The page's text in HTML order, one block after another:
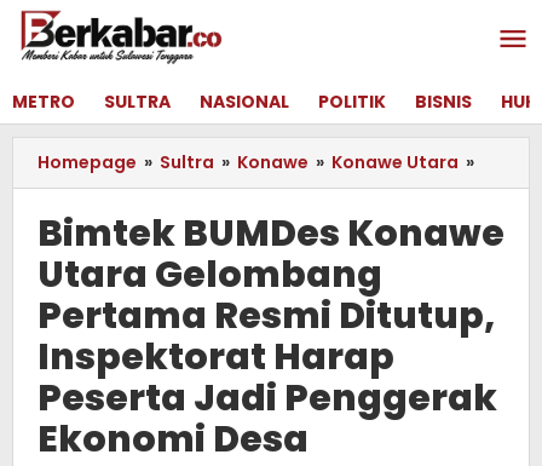
Lewati
konten
METRO
SULTRA NASIONAL POLITIK BISNIS
Homepage » Sultra » Konawe » Konawe Utara »
Utara
Resmi
Harap
Bimtek BUMDes Konawe
Utara Gelombang
Pertama Resmi Ditutup,
Inspektorat Harap
Peserta Jadi Penggerak
Ekonomi Desa